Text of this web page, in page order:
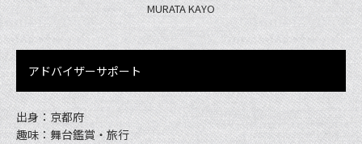
MURATA KAYO
アドバイザーサポート
出身：京都府
趣味：舞台鑑賞・旅行